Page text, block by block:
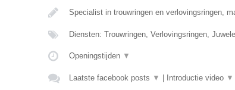
Specialist in trouwringen en verlovingsringen,
Diensten: Trouwringen, Verlovingsringen,
Openingstijden ▼
Laatste facebook posts ▼ Introductie video ▼